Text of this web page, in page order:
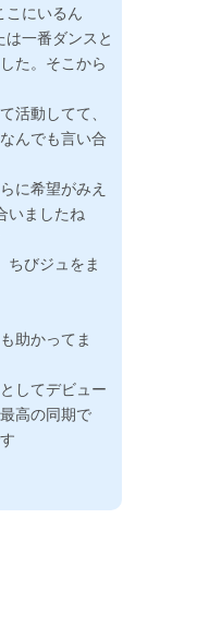
こにいるん
一番ダンスと
た。そこから
活動してて、
んでも言い合
に希望がみえ
いましたね
ちびジュをま
助かってま
してデビュー
高の同期で